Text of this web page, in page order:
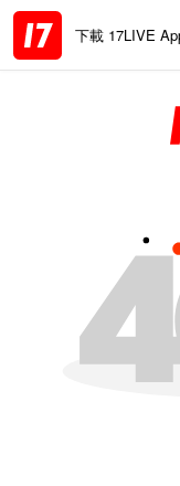
下載 17LIVE